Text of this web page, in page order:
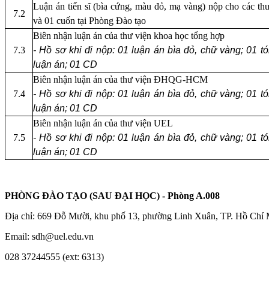
7.2
Luận án tiến sĩ (bìa cứng, màu đỏ, mạ vàng) nộp cho các
và 01 cuốn tại Phòng Đào tạo
7.3
Biên nhận luận án của thư viện khoa học tổng hợp
- Hồ sơ khi đi nộp: 01 luận án bìa đỏ, chữ vàng; 01
luận án; 01 CD
7.4
Biên nhận luận án của thư viện ĐHQG-HCM
- Hồ sơ khi đi nộp: 01 luận án bìa đỏ, chữ vàng; 01
luận án; 01 CD
7.5
Biên nhận luận án của thư viện UEL
- Hồ sơ khi đi nộp: 01 luận án bìa đỏ, chữ vàng; 01
luận án; 01 CD
PHÒNG ĐÀO TẠO (SAU ĐẠI HỌC) - Phòng A.008
Địa chỉ: 669 Đỗ Mười, khu phố 13, phường Linh Xuân, TP. Hồ Chí
Email: sdh@uel.edu.vn
028 37244555 (ext: 6313)